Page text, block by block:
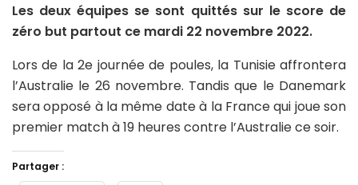
Les deux équipes se sont quittés sur le score de
zéro but partout ce mardi 22 novembre 2022.
Lors de la 2e journée de poules, la Tunisie affrontera
l’Australie le 26 novembre. Tandis que le Danemark
sera opposé à la même date à la France qui joue son
premier match à 19 heures contre l’Australie ce soir.
Partager :